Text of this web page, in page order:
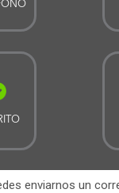
enviarnos un